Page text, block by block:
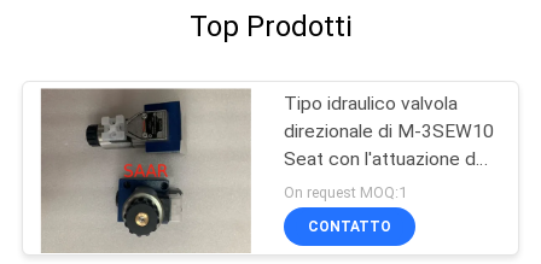
Top Prodotti
Tipo idraulico valvola
direzionale di M-3SEW10
Seat con l'attuazione del
solenoide
On request MOQ:1
CONTATTO